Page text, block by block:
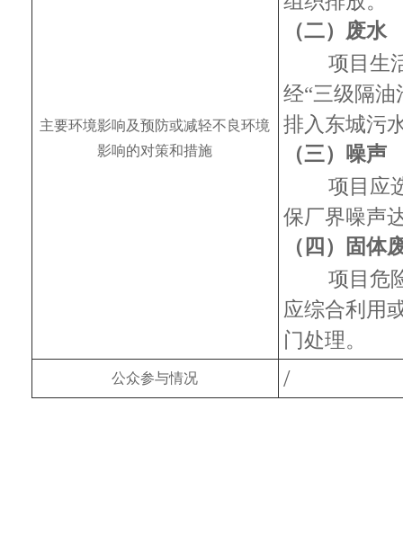
主要环境影响及预防或减轻不良环境
影响的对策和措施
（二） 废水
项目生
经“三级隔
排入东城污
（三）噪声
项目应
保厂界噪声
（四）固体
项目危
应综合利用
门处理。
公众参与情况 /